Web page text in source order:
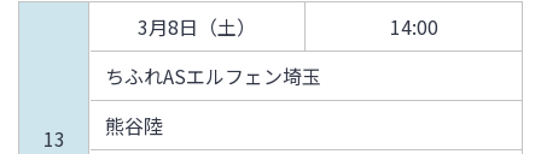
13
3月8日（土）
14:00
ちふれASエルフェン埼玉
熊谷陸